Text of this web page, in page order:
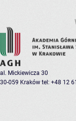
al. Mickiewicza 30
30-059 Kraków tel: +48 12